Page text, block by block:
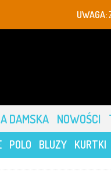
UWAGA:
DAMSKA NOWOŚCI
POLO BLUZY KURTKI